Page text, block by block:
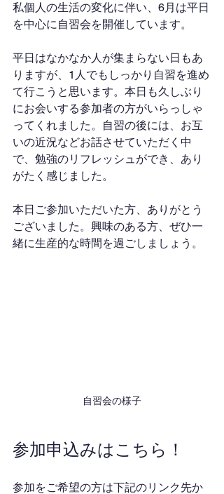
私個人の生活の変化に伴い、6月は平日
を中心に自習会を開催しています。
平日はなかなか人が集まらない日もあ
りますが、1人でもしっかり自習を進め
て行こうと思います。本日も久しぶり
にお会いする参加者の方がいらっしゃ
ってくれました。自習の後には、お互
いの近況などお話させていただく中
で、勉強のリフレッシュができ、あり
がたく感じました。
本日ご参加いただいた方、ありがとう
ございました。興味のある方、ぜひ一
緒に生産的な時間を過ごしましょう。
自習会の様子
参加申込みはこちら！
参加をご希望の方は下記のリンク先か